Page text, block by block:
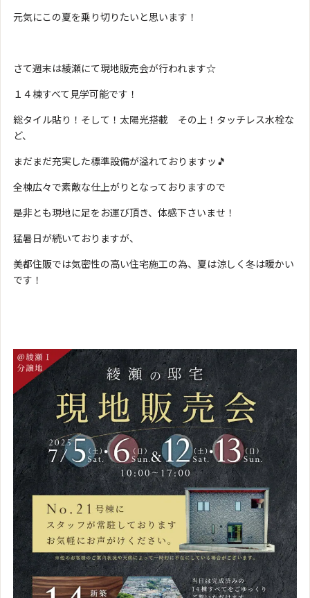
元気にこの夏を乗り切りたいと思います！
さて週末は綾瀬にて現地販売会が行われます☆
１４棟すべて見学可能です！
総タイル貼り！そして！太陽光搭載 その上！タッチレス水栓な
ど、
まだまだ充実した標準設備が溢れておりますッ🎵
全棟広々で素敵な仕上がりとなっておりますので
是非とも現地に足をお運び頂き、体感下さいませ！
猛暑日が続いておりますが、
美都住販では気密性の高い住宅施工の為、夏は涼しく冬は暖かい
です！